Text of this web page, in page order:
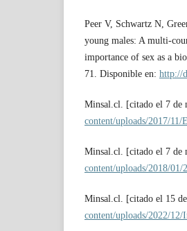
Peer V, Schwartz N,
young males: A multi-
importance of sex as a
71. Disponible en: http://
Minsal.cl. [citado el 7 de
content/uploads/2017/
Minsal.cl. [citado el 7 de
content/uploads/2018/
Minsal.cl. [citado el 15
content/uploads/2022/